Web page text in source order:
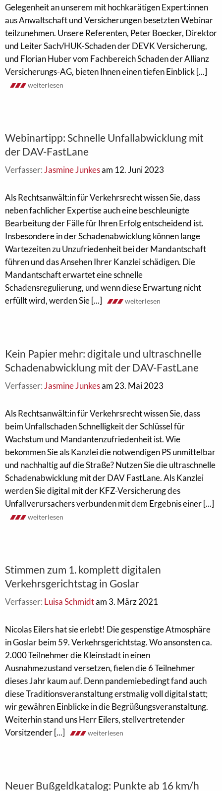
Gelegenheit an unserem mit hochkarätigen Expert:innen
aus Anwaltschaft und Versicherungen besetzten Webinar
teilzunehmen. Unsere Referenten, Peter Boecker, Direktor
und Leiter Sach/HUK-Schaden der DEVK Versicherung,
und Florian Huber vom Fachbereich Schaden der Allianz
Versicherungs-AG, bieten Ihnen einen tiefen Einblick [...]
weiterlesen
Webinartipp: Schnelle Unfallabwicklung mit
der DAV-FastLane
Verfasser: Jasmine Junkesam 12. Juni 2023
Als Rechtsanwält:in für Verkehrsrecht wissen Sie, dass
neben fachlicher Expertise auch eine beschleunigte
Bearbeitung der Fälle für Ihren Erfolg entscheidend ist.
Insbesondere in der Schadenabwicklung können lange
Wartezeiten zu Unzufriedenheit bei der Mandantschaft
führen und das Ansehen Ihrer Kanzlei schädigen. Die
Mandantschaft erwartet eine schnelle
Schadensregulierung, und wenn diese Erwartung nicht
erfüllt wird, werden Sie [...]
weiterlesen
Kein Papier mehr: digitale und ultraschnelle
Schadenabwicklung mit der DAV-FastLane
Verfasser: Jasmine Junkesam 23. Mai 2023
Als Rechtsanwält:in für Verkehrsrecht wissen Sie, dass
beim Unfallschaden Schnelligkeit der Schlüssel für
Wachstum und Mandantenzufriedenheit ist. Wie
bekommen Sie als Kanzlei die notwendigen PS unmittelbar
und nachhaltig auf die Straße? Nutzen Sie die ultraschnelle
Schadenabwicklung mit der DAV FastLane. Als Kanzlei
werden Sie digital mit der KFZ-Versicherung des
Unfallverursachers verbunden mit dem Ergebnis einer [...]
weiterlesen
Stimmen zum 1. komplett digitalen
Verkehrsgerichtstag in Goslar
Verfasser: Luisa Schmidtam 3. März 2021
Nicolas Eilers hat sie erlebt! Die gespenstige Atmosphäre
in Goslar beim 59. Verkehrsgerichtstag. Wo ansonsten ca.
2.000 Teilnehmer die Kleinstadt in einen
Ausnahmezustand versetzen, fielen die 6 Teilnehmer
dieses Jahr kaum auf. Denn pandemiebedingt fand auch
diese Traditionsveranstaltung erstmalig voll digital statt;
wir gewähren Einblicke in die Begrüßungsveranstaltung.
Weiterhin stand uns Herr Eilers, stellvertretender
Vorsitzender [...]
weiterlesen
Neuer Bußgeldkatalog: Punkte ab 16 km/h